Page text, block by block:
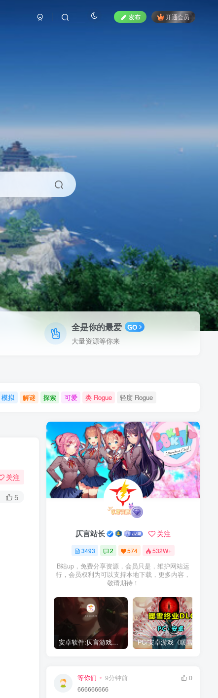
发布 开通会员
全是你的最爱 GO
大量资源等你来
模拟 解谜 探索 可爱 类 Rogue 轻度 Rogue
关注
5
仄言站长 关注
3493 2 574 532W+
B站up，免费分享资源，会员只是，维护网站运
行，会员权利为可以支持本地下载，更多内容，
敬请期待！
安卓软件:仄言游戏库4.0APP全新上架了！没有下的赶紧下载呀！
等你们 9分钟前
0
666666666